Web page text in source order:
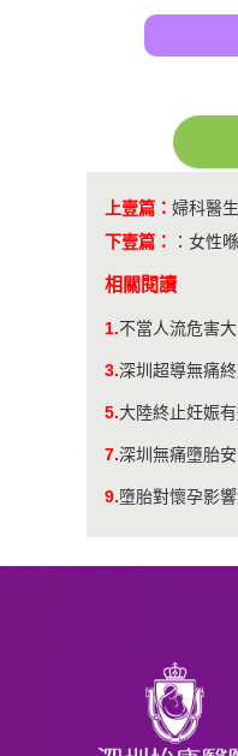
上壹篇： 婦科醫
下壹篇：
： 女性
相關閱讀
1.不當人流危害
3.深圳超導無痛
5.大陸終止妊娠
7.深圳無痛墮胎
9.墮胎對懷孕影